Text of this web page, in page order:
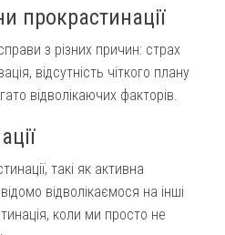
прокрастинації
з різних причин: страх
відсутність чіткого плану
відволікаючих факторів.
такі як активна
відволікаємося на інші
коли ми просто не